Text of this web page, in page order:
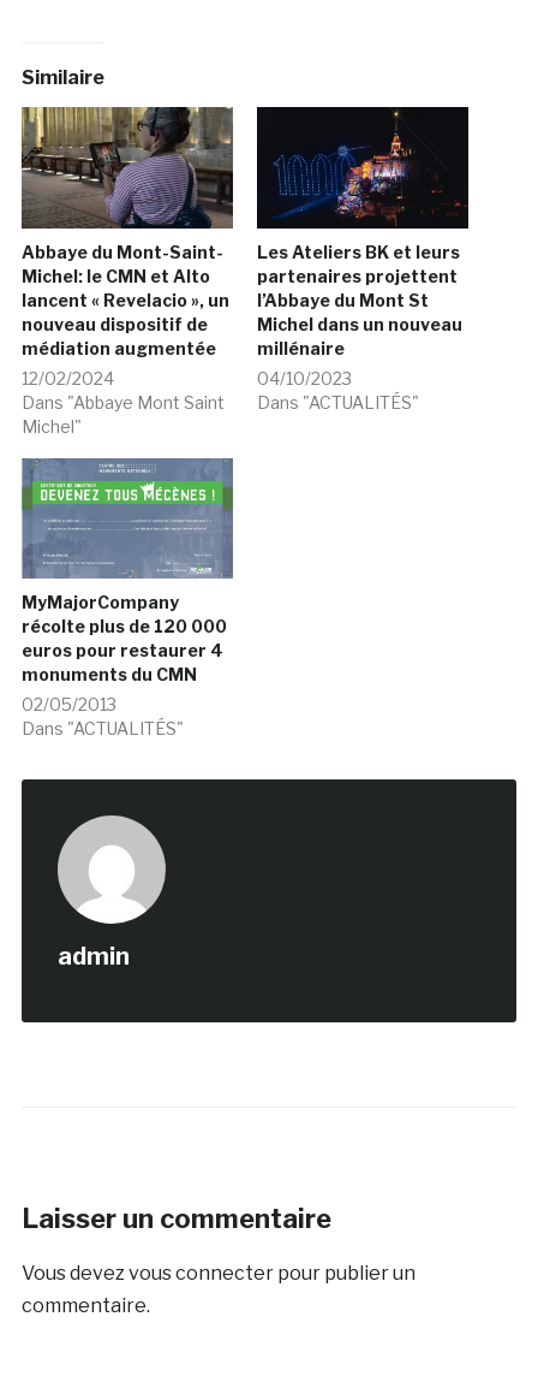
Similaire
Abbaye du Mont-Saint-
Michel: le CMN et Alto
lancent « Revelacio », un
nouveau dispositif de
médiation augmentée
12/02/2024
Dans "Abbaye Mont Saint
Michel"
Les Ateliers BK et leurs
partenaires projettent
l’Abbaye du Mont St
Michel dans un nouveau
millénaire
04/10/2023
Dans "ACTUALITÉS"
MyMajorCompany
récolte plus de 120 000
euros pour restaurer 4
monuments du CMN
02/05/2013
Dans "ACTUALITÉS"
admin
Laisser un commentaire
Vous devezvous connecterpour publier un
commentaire.